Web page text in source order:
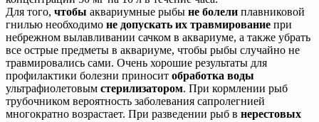
Для того, чтобы аквариумные рыбы не болели плавниковой
гнилью необходимо не допускать их травмирование при
небрежном вылавливании сачком в аквариуме, а также убрать
все острые предметы в аквариуме, чтобы рыбы случайно не
травмировались сами. Очень хорошие результаты для
профилактики болезни приносит обработка воды
ультрафиолетовым стерилизатором. При кормлении рыб
трубочником вероятность заболевания сапролегнией
многократно возрастает. При разведении рыб в нерестовых